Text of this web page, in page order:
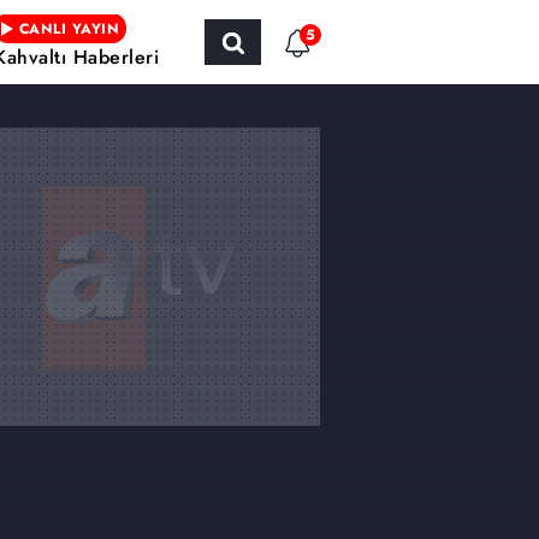
CANLI YAYIN
Haberleri
5